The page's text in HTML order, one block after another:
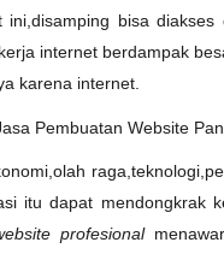
bisa
internet berdampak
karena internet.
itu dapat
profesional